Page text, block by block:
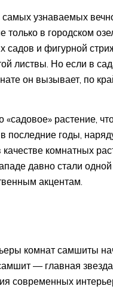
узнаваемых
только в городском
садов и фигурной
листвы. Но если в
он вызывает, по
растение,
последние годы,
комнатных
давно стали
акцентам.
комнат самшиты
— главная
современных